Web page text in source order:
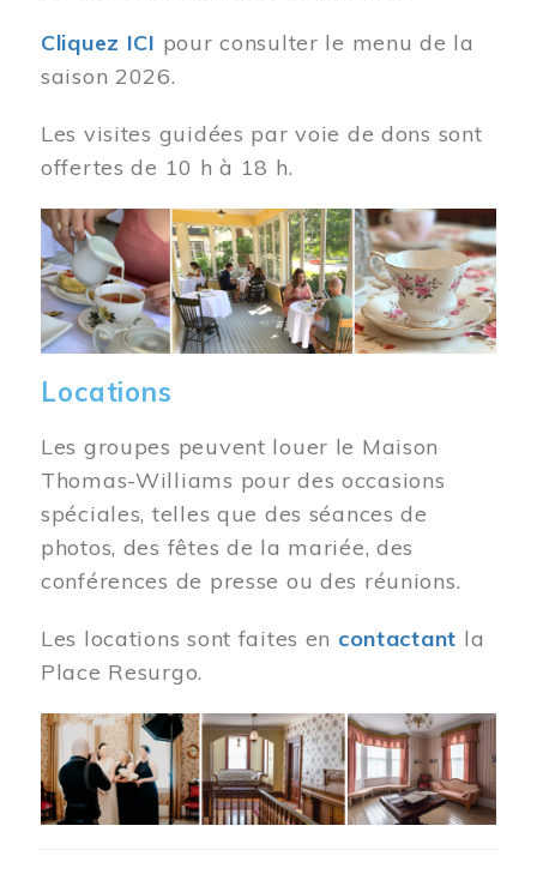
Cliquez ICI pour consulter le menu de la
saison 2026.
Les visites guidées par voie de dons sont
offertes de 10 h à 18 h.
Image
Locations
Les groupes peuvent louer le Maison
Thomas-Williams pour des occasions
spéciales, telles que des séances de
photos, des fêtes de la mariée, des
conférences de presse ou des réunions.
Les locations sont faites en contactant la
Place Resurgo.
Image